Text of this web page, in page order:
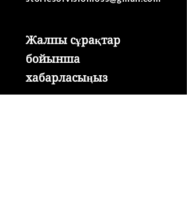
Жалпы сұрақтар
бойынша
хабарласыңыз